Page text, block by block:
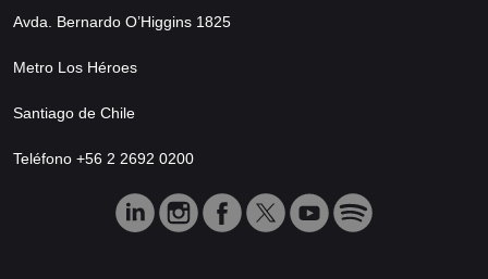
Avda. Bernardo O’Higgins 1825
Metro Los Héroes
Santiago de Chile
Teléfono +56 2 2692 0200